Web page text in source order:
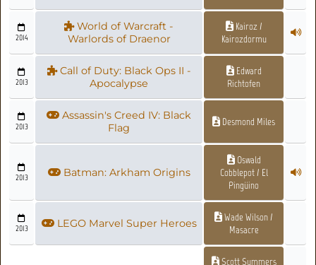
2014
World of Warcraft -
Warlords of Draenor
Kairoz /
Kairozdormu
2013
Call of Duty: Black Ops II -
Apocalypse
Edward
Richtofen
2013
Assassin's Creed IV: Black
Flag
Desmond Miles
2013 Batman: Arkham Origins
Oswald
Cobblepot / El
Pingüino
2013 LEGO Marvel Super Heroes
Wade Wilson /
Masacre
Scott Summers